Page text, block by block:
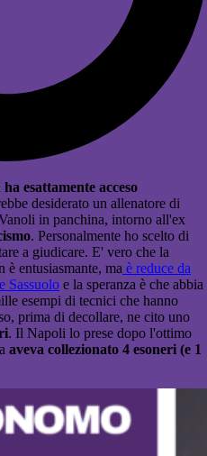
esattamente acceso
desiderato un allenatore di
in panchina, intorno all'ex
. Personalmente ho scelto di
a giudicare. E' vero che la
è entusiasmante, ma è reduce da
Sassuolo e la speranza è che abbia
esempi di tecnici che hanno
prima di decollare, ne cito uno
. Il Napoli lo prese dopo l'ottimo
aveva collezionato 4 esoneri (e 1